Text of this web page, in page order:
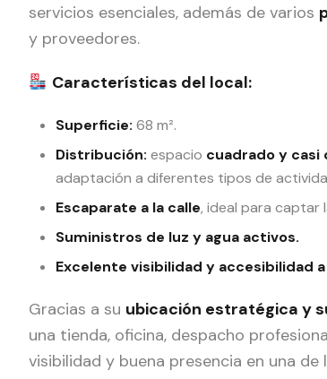
servicios esenciales, además de varios
y proveedores.
Características del local:
Superficie: 68 m².
Distribución: espacio cuadrado y casi
adaptación a diferentes tipos de
Escaparate a la calle, ideal para captar
Suministros de luz y agua activos.
Excelente visibilidad y accesibilidad
Gracias a su ubicación estratégica y
una tienda, oficina, despacho
visibilidad y buena presencia en una